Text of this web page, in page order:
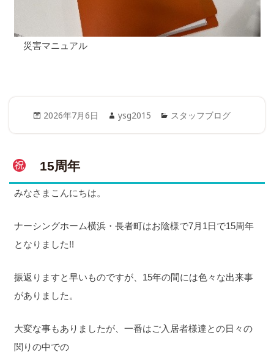
災害マニュアル
Posted
2026年7月6日 Author
ysg2015 Categories
スタッフブログ
15周年
みなさまこんにちは。
ナーシングホーム横浜・長者町はお陰様で7月1日で15周年
となりました!!
振返りますと早いものですが、15年の間には色々な出来事
がありました。
大変な事もありましたが、一番はご入居者様達との日々の
関りの中での